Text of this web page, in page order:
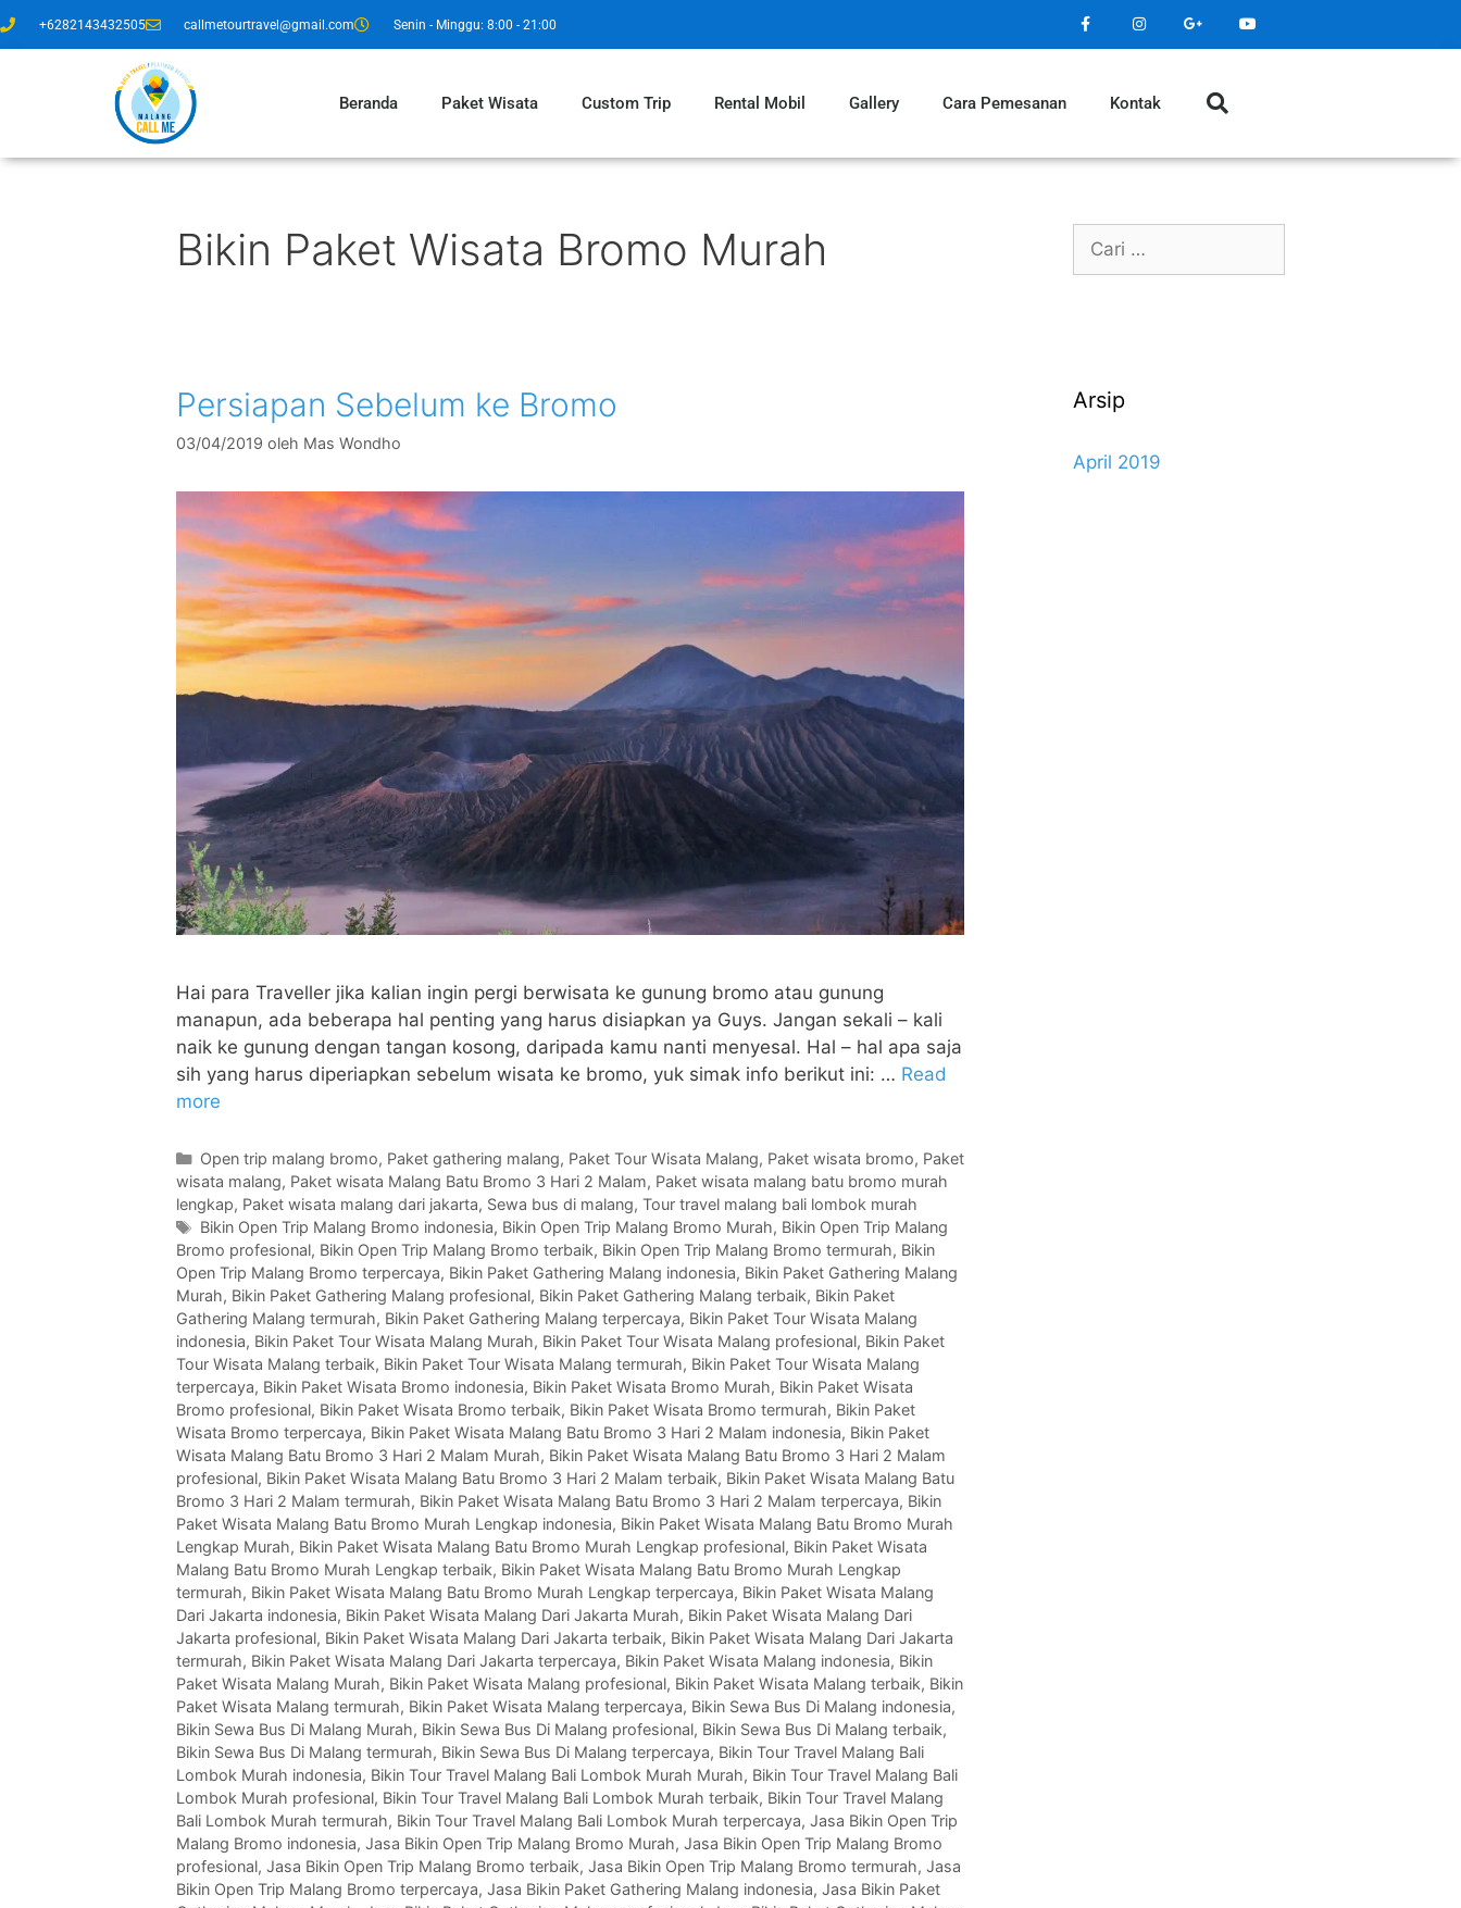
+6282143432505 callmetourtravel@gmail.com Senin - Minggu: 8:00 - 21:00
Beranda Paket Wisata Custom Trip Rental Mobil Gallery Cara Pemesanan Kontak
Bikin Paket Wisata Bromo Murah
Persiapan Sebelum ke Bromo
03/04/2019 oleh Mas Wondho
Hai para Traveller jika kalian ingin pergi berwisata ke gunung bromo atau gunung
manapun, ada beberapa hal penting yang harus disiapkan ya Guys. Jangan sekali – kali
naik ke gunung dengan tangan kosong, daripada kamu nanti menyesal. Hal – hal apa saja
sih yang harus diperiapkan sebelum wisata ke bromo, yuk simak info berikut ini: … Read
more
Open trip malang bromo, Paket gathering malang, Paket Tour Wisata Malang, Paket wisata bromo, Paket
wisata malang, Paket wisata Malang Batu Bromo 3 Hari 2 Malam, Paket wisata malang batu bromo murah
lengkap, Paket wisata malang dari jakarta, Sewa bus di malang, Tour travel malang bali lombok murah
Bikin Open Trip Malang Bromo indonesia, Bikin Open Trip Malang Bromo Murah, Bikin Open Trip Malang
Bromo profesional, Bikin Open Trip Malang Bromo terbaik, Bikin Open Trip Malang Bromo termurah, Bikin
Open Trip Malang Bromo terpercaya, Bikin Paket Gathering Malang indonesia, Bikin Paket Gathering Malang
Murah, Bikin Paket Gathering Malang profesional, Bikin Paket Gathering Malang terbaik, Bikin Paket
Gathering Malang termurah, Bikin Paket Gathering Malang terpercaya, Bikin Paket Tour Wisata Malang
indonesia, Bikin Paket Tour Wisata Malang Murah, Bikin Paket Tour Wisata Malang profesional, Bikin Paket
Tour Wisata Malang terbaik, Bikin Paket Tour Wisata Malang termurah, Bikin Paket Tour Wisata Malang
terpercaya, Bikin Paket Wisata Bromo indonesia, Bikin Paket Wisata Bromo Murah, Bikin Paket Wisata
Bromo profesional, Bikin Paket Wisata Bromo terbaik, Bikin Paket Wisata Bromo termurah, Bikin Paket
Wisata Bromo terpercaya, Bikin Paket Wisata Malang Batu Bromo 3 Hari 2 Malam indonesia, Bikin Paket
Wisata Malang Batu Bromo 3 Hari 2 Malam Murah, Bikin Paket Wisata Malang Batu Bromo 3 Hari 2 Malam
profesional, Bikin Paket Wisata Malang Batu Bromo 3 Hari 2 Malam terbaik, Bikin Paket Wisata Malang Batu
Bromo 3 Hari 2 Malam termurah, Bikin Paket Wisata Malang Batu Bromo 3 Hari 2 Malam terpercaya, Bikin
Paket Wisata Malang Batu Bromo Murah Lengkap indonesia, Bikin Paket Wisata Malang Batu Bromo Murah
Lengkap Murah, Bikin Paket Wisata Malang Batu Bromo Murah Lengkap profesional, Bikin Paket Wisata
Malang Batu Bromo Murah Lengkap terbaik, Bikin Paket Wisata Malang Batu Bromo Murah Lengkap
termurah, Bikin Paket Wisata Malang Batu Bromo Murah Lengkap terpercaya, Bikin Paket Wisata Malang
Dari Jakarta indonesia, Bikin Paket Wisata Malang Dari Jakarta Murah, Bikin Paket Wisata Malang Dari
Jakarta profesional, Bikin Paket Wisata Malang Dari Jakarta terbaik, Bikin Paket Wisata Malang Dari Jakarta
termurah, Bikin Paket Wisata Malang Dari Jakarta terpercaya, Bikin Paket Wisata Malang indonesia, Bikin
Paket Wisata Malang Murah, Bikin Paket Wisata Malang profesional, Bikin Paket Wisata Malang terbaik, Bikin
Paket Wisata Malang termurah, Bikin Paket Wisata Malang terpercaya, Bikin Sewa Bus Di Malang indonesia,
Bikin Sewa Bus Di Malang Murah, Bikin Sewa Bus Di Malang profesional, Bikin Sewa Bus Di Malang terbaik,
Bikin Sewa Bus Di Malang termurah, Bikin Sewa Bus Di Malang terpercaya, Bikin Tour Travel Malang Bali
Lombok Murah indonesia, Bikin Tour Travel Malang Bali Lombok Murah Murah, Bikin Tour Travel Malang Bali
Lombok Murah profesional, Bikin Tour Travel Malang Bali Lombok Murah terbaik, Bikin Tour Travel Malang
Bali Lombok Murah termurah, Bikin Tour Travel Malang Bali Lombok Murah terpercaya, Jasa Bikin Open Trip
Malang Bromo indonesia, Jasa Bikin Open Trip Malang Bromo Murah, Jasa Bikin Open Trip Malang Bromo
profesional, Jasa Bikin Open Trip Malang Bromo terbaik, Jasa Bikin Open Trip Malang Bromo termurah, Jasa
Bikin Open Trip Malang Bromo terpercaya, Jasa Bikin Paket Gathering Malang indonesia, Jasa Bikin Paket
Arsip
April 2019